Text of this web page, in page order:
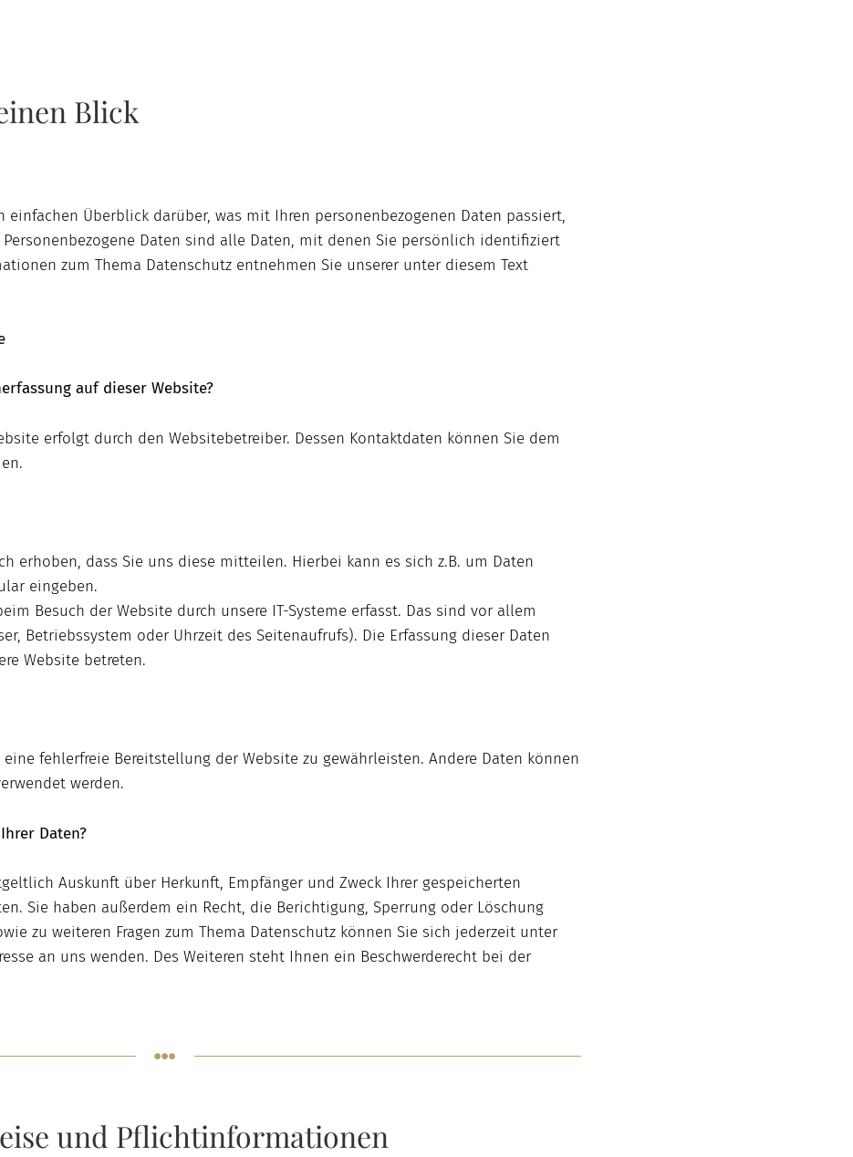
Blick
einfachen Überblick darüber, was mit Ihren personenbezogenen Daten passiert,
Daten sind alle Daten, mit denen Sie persönlich identifiziert
zum Thema Datenschutz entnehmen Sie unserer unter diesem Text
auf dieser Website?
erfolgt durch den Websitebetreiber. Dessen Kontaktdaten können Sie dem
erhoben, dass Sie uns diese mitteilen. Hierbei kann es sich z.B. um Daten
eingeben.
Besuch der Website durch unsere IT-Systeme erfasst. Das sind vor allem
Betriebssystem oder Uhrzeit des Seitenaufrufs). Die Erfassung dieser Daten
Website betreten.
fehlerfreie Bereitstellung der Website zu gewährleisten. Andere Daten können
werden.
Daten?
Auskunft über Herkunft, Empfänger und Zweck Ihrer gespeicherten
Sie haben außerdem ein Recht, die Berichtigung, Sperrung oder Löschung
zu weiteren Fragen zum Thema Datenschutz können Sie sich jederzeit unter
an uns wenden. Des Weiteren steht Ihnen ein Beschwerderecht bei der
und Pflichtinformationen